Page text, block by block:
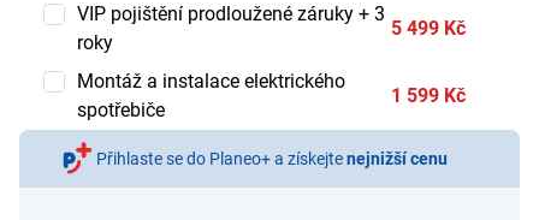
VIP pojištění prodloužené záruky + 3
roky
5 499 Kč
Montáž a instalace elektrického
spotřebiče
1 599 Kč
Přihlaste se do Planeo+ a získejtenejnižší cenu